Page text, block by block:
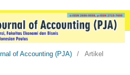
of Accounting (PJA)
/ Artikel